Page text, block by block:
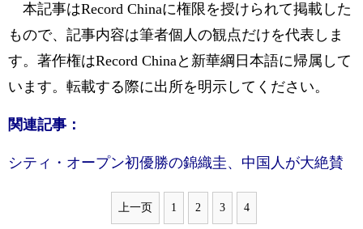
本記事はRecord Chinaに権限を授けられて掲載した
もので、記事内容は筆者個人の観点だけを代表しま
す。著作権はRecord Chinaと新華綱日本語に帰属して
います。転載する際に出所を明示してください。
関連記事：
シティ・オープン初優勝の錦織圭、中国人が大絶賛
上一页 1 2 3 4